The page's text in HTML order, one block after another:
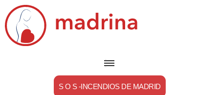
Saltar
al
S O S -INCENDIOS DE MADRID